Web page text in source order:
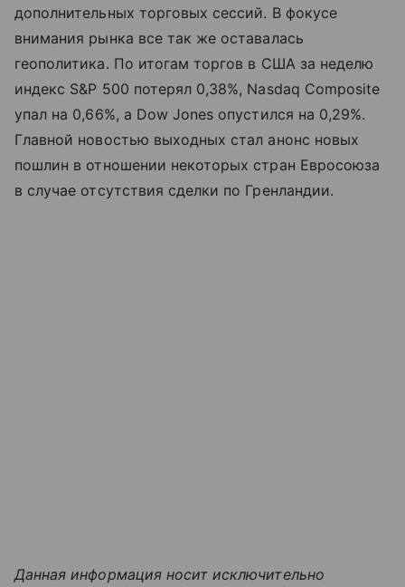
дополнительных торговых сессий. В фокусе
внимания рынка все так же оставалась
геополитика. По итогам торгов в США за неделю
индекс S&P 500 потерял 0,38%, Nasdaq Composite
упал на 0,66%, а Dow Jones опустился на 0,29%.
Главной новостью выходных стал анонс новых
пошлин в отношении некоторых стран Евросоюза
в случае отсутствия сделки по Гренландии.
Данная информация носит исключительно